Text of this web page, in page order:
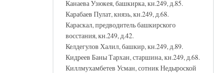
Канаева Узюкея, башкирка, кн.249, д.85.
Карабаев Пулат, князь, кн.249, д.68.
Караскал, предводитель башкирского
восстания, кн.249, д.42.
Келдегулов Халил, башкир, кн.249, д.89.
Кидреев Баны Тархан, старшина, кн.249, д.68.
Киллмухамбетев Усман, сотник Недыроской